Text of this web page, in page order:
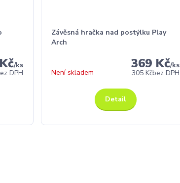
/ks
DPH
Závěsná hračka nad postýlku Play
Arch
369 Kč/ks
305 Kčbez DPH
Není skladem
Detail